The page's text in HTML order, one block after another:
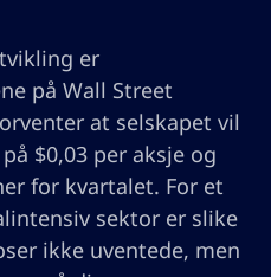
er
på Wall Street
at selskapet vil
$0,03 per aksje og
for kvartalet. For et
sektor er slike
ikke uventede, men